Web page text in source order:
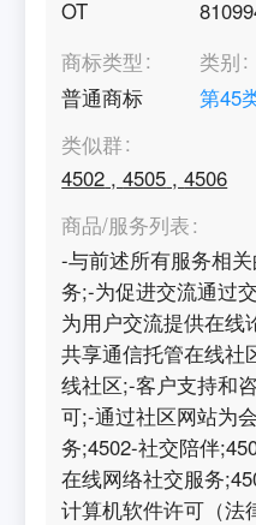
OT
商标类型
普通商标
类别
第45
类似群
4502 ,4505 ,4506
商品/服务列表
-与前述所有服务相
务;-为促进交流通过
为用户交流提供在线
共享通信托管在线社
线社区;-客户支持和
可;-通过社区网站为
务;4502-社交陪伴
在线网络社交服务
计算机软件许可（法